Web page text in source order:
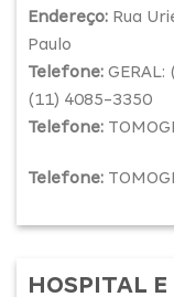
Endereço: Rua
Paulo
Telefone:
(11) 4085-3350
Telefone:
Telefone:
HOSPITAL